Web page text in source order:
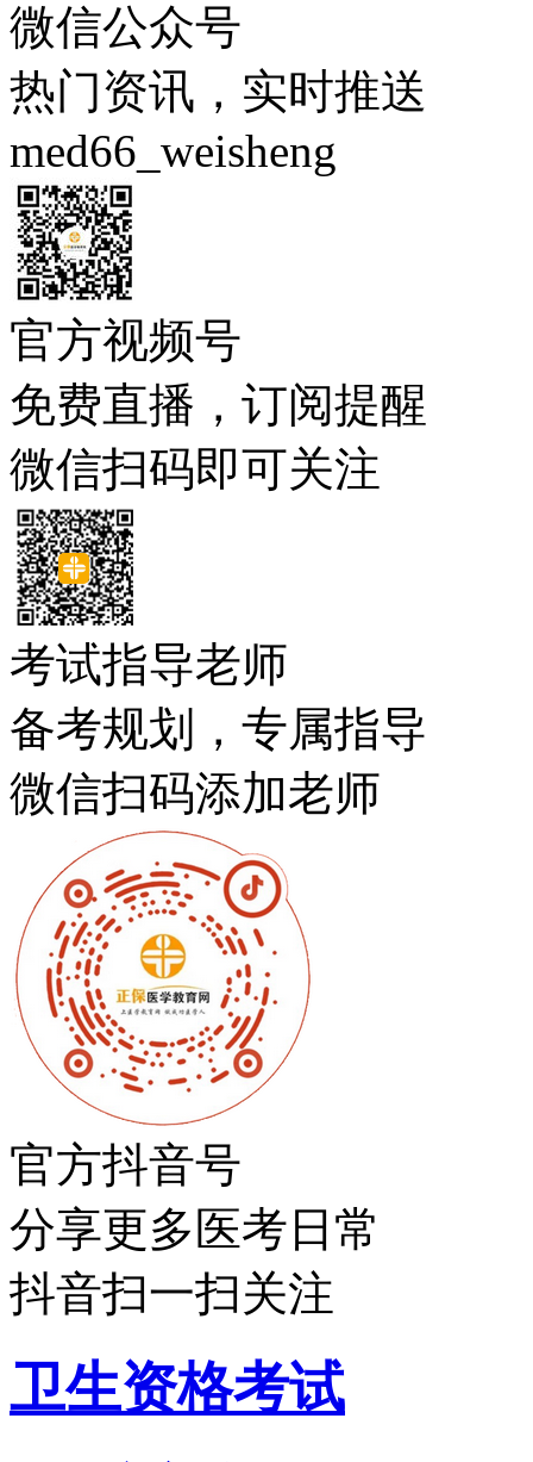
微信公众号
热门资讯，实时推送
med66_weisheng
官方视频号
免费直播，订阅提醒
微信扫码即可关注
考试指导老师
备考规划，专属指导
微信扫码添加老师
官方抖音号
分享更多医考日常
抖音扫一扫关注
卫生资格考试